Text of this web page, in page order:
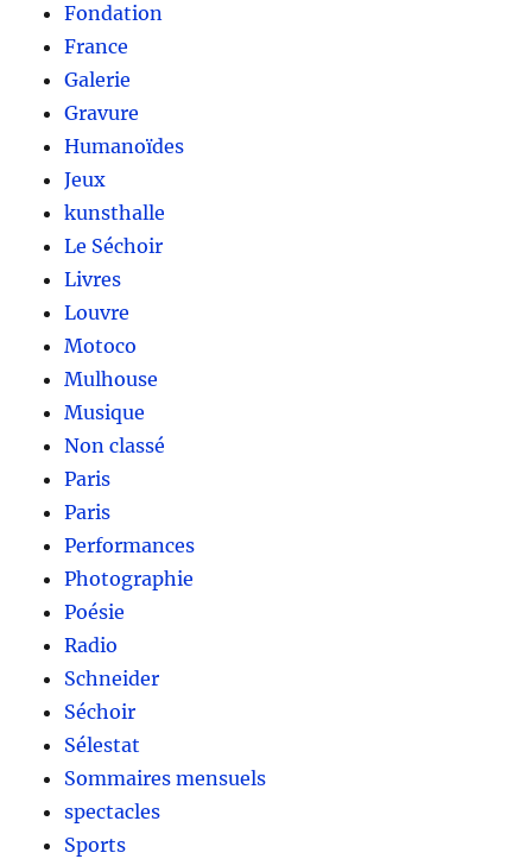
Fondation
France
Galerie
Gravure
Humanoïdes
Jeux
kunsthalle
Le Séchoir
Livres
Louvre
Motoco
Mulhouse
Musique
Non classé
Paris
Paris
Performances
Photographie
Poésie
Radio
Schneider
Séchoir
Sélestat
Sommaires mensuels
spectacles
Sports